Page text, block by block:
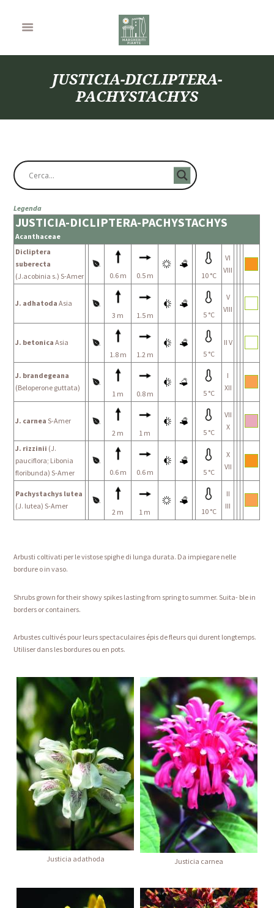
JUSTICIA-DICLIPTERA-
PACHYSTACHYS
Legenda
JUSTICIA-DICLIPTERA-PACHYSTACHYS
Acanthaceae
Dicliptera
suberecta
(J.acobinia s.) S-Amer
0.6 m 0.5 m 10 °C
VI
VIII
J. adhatodaAsia
3 m
1.5 m 5 °C
V
VIII
J. betonica Asia
1.8 m
1.2 m 5 °C
II V
J. brandegeana
(Beloperone guttata)
1 m 0.8 m 5 °C
I
XII
J. carnea S-Amer
2 m
1 m 5 °C
VII
X
J. rizzinii (J.
pauciflora; Libonia
floribunda) S-Amer
0.6 m 0.6 m 5 °C
X
VII
Pachystachys lutea
(J. lutea) S-Amer
2 m 1 m 10 °C
II
III
Arbusti coltivati per le vistose spighe di lunga durata. Da impiegare nelle
bordure o in vaso.
Shrubs grown for their showy spikes lasting from spring to summer. Suita- ble in
borders or containers.
Arbustes cultivés pour leurs spectaculaires épis de fleurs qui durent longtemps.
Utiliser dans les bordures ou en pots.
Justicia adathoda Justicia carnea